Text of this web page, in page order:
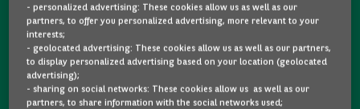
NL EN FR
durée du contrat de leasing de votre BMW, vous bénéficiez
d’un loyer mensuel fixe sans avoir à penser à tous les
problèmes relatifs à la gestion et à l’entretien de la voiture
(soucis mécaniques, dépenses extraordinaires, revente de la
voiture…).
- personalized advertising: These cookies allow us as well as our
partners, to offer you personalized advertising, more relevant to your
interests;
- geolocated advertising: These cookies allow us as well as our partners,
to display personalized advertising based on your location (geolocated
advertising);
- sharing on social networks: These cookies allow us as well as our
partners, to share information with the social networks used;